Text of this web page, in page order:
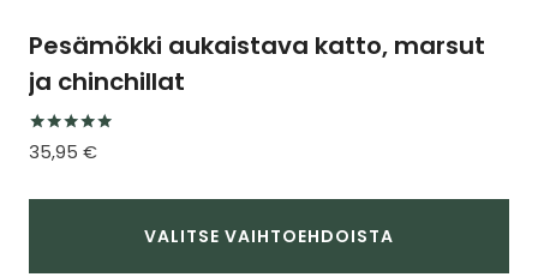
Pesämökki aukaistava katto, marsut
ja chinchillat
Arvostelu
tuotteesta:
/ 5
35,95 €
VALITSE VAIHTOEHDOISTA